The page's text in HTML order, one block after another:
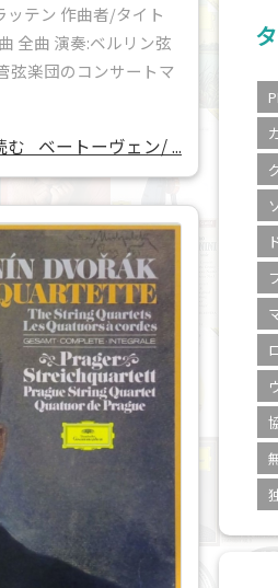
ッテン 作曲者/タイト
全曲 演奏:ベルリン弦
弦楽団のコンサートマ
む ベートーヴェン/ ...